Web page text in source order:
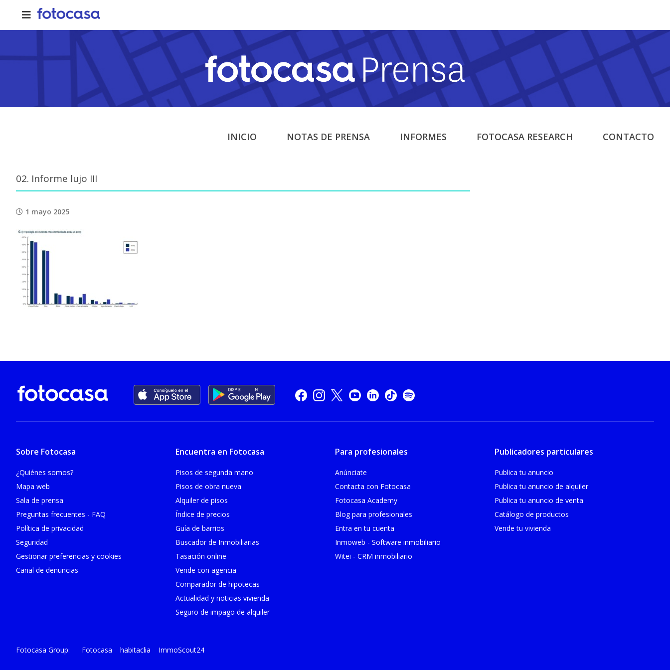
content
INICIO NOTAS DE PRENSA INFORMES FOTOCASA RESEARCH CONTACTO
02. Informe lujo III
1 mayo 2025
Sobre Fotocasa
¿Quiénes somos?
Mapa web
Sala de prensa
Preguntas frecuentes - FAQ
Política de privacidad
Seguridad
Gestionar preferencias y cookies
Canal de denuncias
Encuentra en Fotocasa
Pisos de segunda mano
Pisos de obra nueva
Alquiler de pisos
Índice de precios
Guía de barrios
Buscador de Inmobiliarias
Tasación online
Vende con agencia
Comparador de hipotecas
Actualidad y noticias vivienda
Seguro de impago de alquiler
Para profesionales
Anúnciate
Contacta con Fotocasa
Fotocasa Academy
Blog para profesionales
Entra en tu cuenta
Inmoweb - Software inmobiliario
Witei - CRM inmobiliario
Publicadores particulares
Publica tu anuncio
Publica tu anuncio de alquiler
Publica tu anuncio de venta
Catálogo de productos
Vende tu vivienda
Fotocasa Group Fotocasa habitaclia ImmoScout24